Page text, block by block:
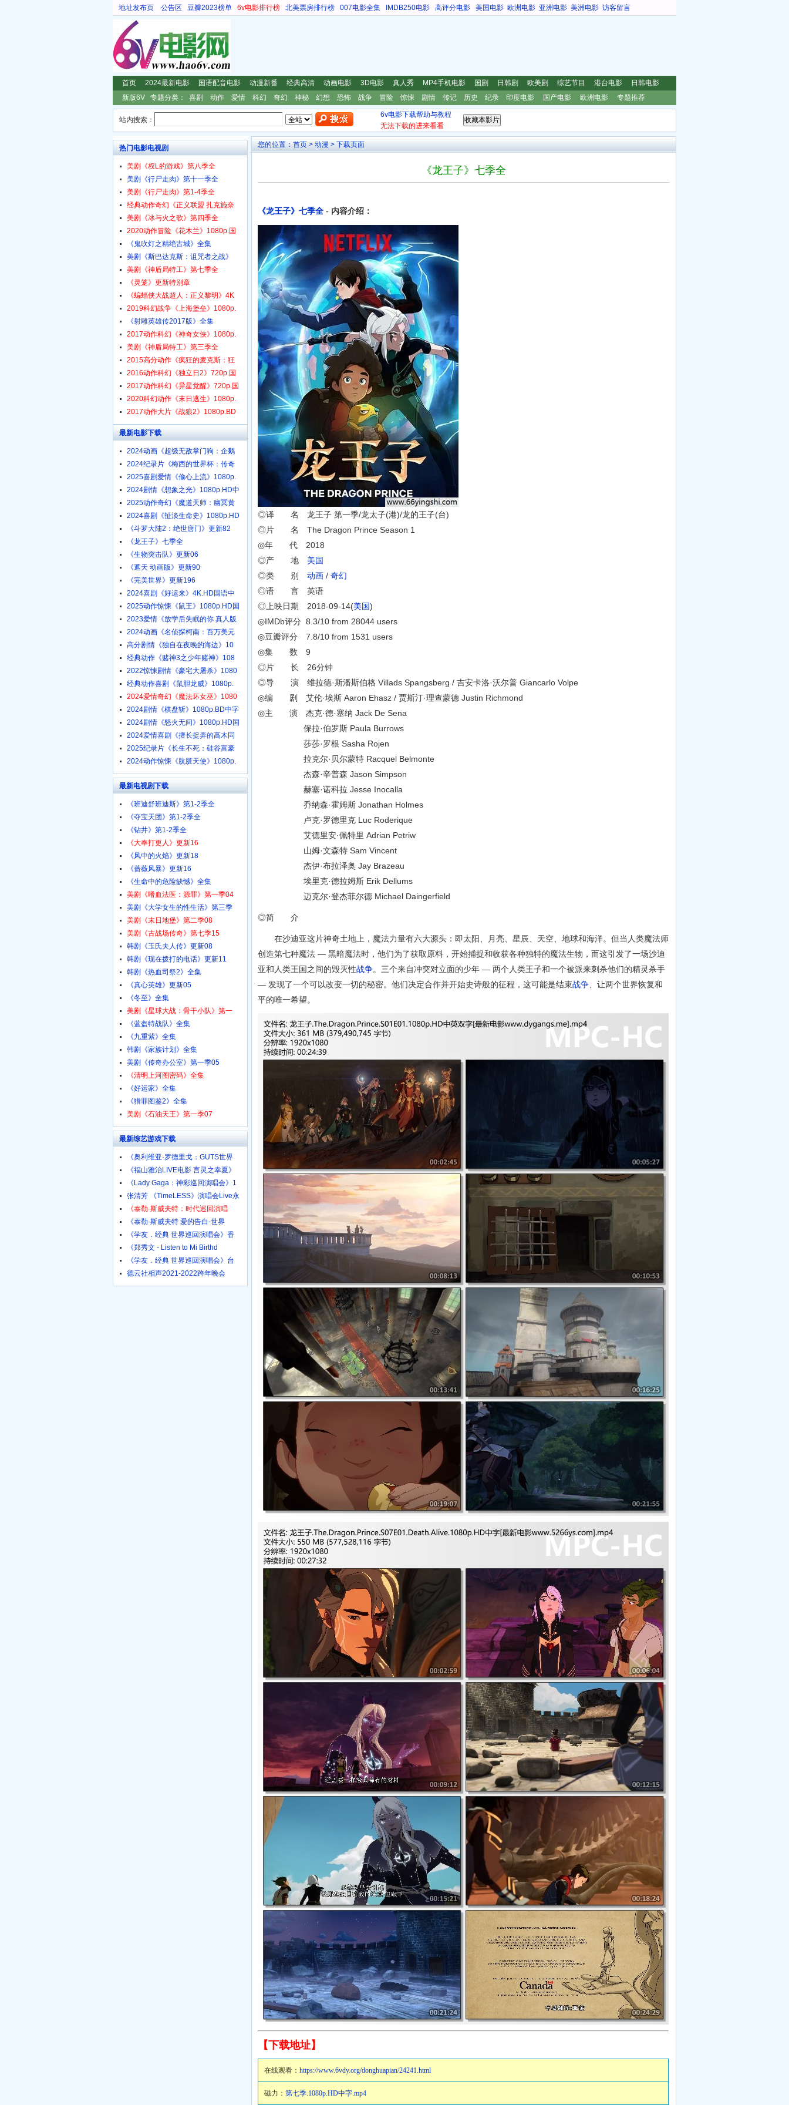
地址发布页 公告区 豆瓣2023榜单 6v电影排行榜 北美票房排行榜 007电影全集 IMDB250电影 高评分电影 美国电影 欧洲电影 亚洲电影 美洲电影 访客留言
首页 2024最新电影 国语配音电影 动漫新番 经典高清 动画电影 3D电影 真人秀 MP4手机电影 国剧 日韩剧 欧美剧 综艺节目 港台电影
日韩电影
新版6V
专题分类： 喜剧 动作 爱情 科幻 奇幻 神秘 幻想 恐怖 战争 冒险 惊悚 剧情 传记 历史 纪录 印度电影 国产电影 欧洲电影 专题推荐
站内搜索：
6v电影下载帮助与教程
无法下载的进来看看
您的位置： 首页 > 动漫 > 下载页面
《龙王子》七季全
《龙王子》七季全 - 内容介绍：
◎译 名 龙王子 第一季/龙太子(港)/龙的王子(台)
◎片 名 The Dragon Prince Season 1
◎年 代 2018
◎产 地 美国
◎类 别 动画 / 奇幻
◎语 言 英语
◎上映日期 2018-09-14(美国)
◎IMDb评分 8.3/10 from 28044 users
◎豆瓣评分 7.8/10 from 1531 users
◎集 数 9
◎片 长 26分钟
◎导 演 维拉德·斯潘斯伯格 Villads Spangsberg / 吉安卡洛·沃尔普 Giancarlo Volpe
◎编 剧 艾伦·埃斯 Aaron Ehasz / 贾斯汀·理查蒙德 Justin Richmond
◎主 演 杰克·德·塞纳 Jack De Sena
保拉·伯罗斯 Paula Burrows
莎莎·罗根 Sasha Rojen
拉克尔·贝尔蒙特 Racquel Belmonte
杰森·辛普森 Jason Simpson
赫塞·诺科拉 Jesse Inocalla
乔纳森·霍姆斯 Jonathan Holmes
卢克·罗德里克 Luc Roderique
艾德里安·佩特里 Adrian Petriw
山姆·文森特 Sam Vincent
杰伊·布拉泽奥 Jay Brazeau
埃里克·德拉姆斯 Erik Dellums
迈克尔·登杰菲尔德 Michael Daingerfield
◎简 介
在沙迪亚这片神奇土地上，魔法力量有六大源头：即太阳、月亮、星辰、天空、地球和海洋。但当人类魔法师
创造第七种魔法 — 黑暗魔法时，他们为了获取原料，开始捕捉和收获各种独特的魔法生物，而这引发了一场沙迪
亚和人类王国之间的毁灭性战争。三个来自冲突对立面的少年 — 两个人类王子和一个被派来刺杀他们的精灵杀手
— 发现了一个可以改变一切的秘密。他们决定合作并开始史诗般的征程，这可能是结束战争 、让两个世界恢复和
平的唯一希望。
【下载地址】
在线观看： https://www.6vdy.org/donghuapian/24241.html
磁力： 第七季.1080p.HD中字.mp4
热门电影电视剧
美剧《权L的游戏》第八季全
美剧《行尸走肉》第十一季全
美剧《行尸走肉》第1-4季全
经典动作奇幻《正义联盟 扎克施奈
美剧《冰与火之歌》第四季全
2020动作冒险《花木兰》1080p.国
《鬼吹灯之精绝古城》全集
美剧《斯巴达克斯：诅咒者之战》
美剧《神盾局特工》第七季全
《灵笼》更新特别章
《蝙蝠侠大战超人：正义黎明》4K
2019科幻战争《上海堡垒》1080p.
《射雕英雄传2017版》全集
2017动作科幻《神奇女侠》1080p.
美剧《神盾局特工》第三季全
2015高分动作《疯狂的麦克斯：狂
2016动作科幻《独立日2》720p.国
2017动作科幻《异星觉醒》720p.国
2020科幻动作《末日逃生》1080p.
2017动作大片《战狼2》1080p.BD
国
最新电影下载
2024动画《超级无敌掌门狗：企鹅
2024纪录片《梅西的世界杯：传奇
2025喜剧爱情《偷心上流》1080p.
2024剧情《想象之光》1080p.HD中
2025动作奇幻《魔道天师：幽冥黄
2024喜剧《扯淡生命史》1080p.HD
《斗罗大陆2：绝世唐门》更新82
《龙王子》七季全
《生物突击队》更新06
《遮天 动画版》更新90
《完美世界》更新196
2024喜剧《好运来》4K.HD国语中
字
2025动作惊悚《鼠王》1080p.HD国
2023爱情《放学后失眠的你 真人版
2024动画《名侦探柯南：百万美元
高分剧情《独自在夜晚的海边》10
经典动作《赌神3之少年赌神》108
2022惊悚剧情《豪宅大屠杀》1080
经典动作喜剧《鼠胆龙威》1080p.
2024爱情奇幻《魔法坏女巫》1080
2024剧情《棋盘斩》1080p.BD中字
2024剧情《怒火无间》1080p.HD国
2024爱情喜剧《擅长捉弄的高木同
2025纪录片《长生不死：硅谷富豪
2024动作惊悚《肮脏天使》1080p.
最新电视剧下载
《班迪舒班迪斯》第1-2季全
《夺宝天团》第1-2季全
《钻井》第1-2季全
《大奉打更人》更新16
《风中的火焰》更新18
《蔷薇风暴》更新16
《生命中的危险缺憾》全集
美剧《嗜血法医：源罪》第一季04
美剧《大学女生的性生活》第三季
美剧《末日地堡》第二季08
美剧《古战场传奇》第七季15
韩剧《玉氏夫人传》更新08
韩剧《现在拨打的电话》更新11
韩剧《热血司祭2》全集
《真心英雄》更新05
《冬至》全集
美剧《星球大战：骨干小队》第一
《蓝盔特战队》全集
《九重紫》全集
韩剧《家族计划》全集
美剧《传奇办公室》第一季05
《清明上河图密码》全集
《好运家》全集
《猎罪图鉴2》全集
美剧《石油天王》第一季07
最新综艺游戏下载
《奥利维亚·罗德里戈：GUTS世界
《福山雅治LIVE电影 言灵之幸夏》
《Lady Gaga：神彩巡回演唱会》1
张清芳 《TimeLESS》演唱会Live永
《泰勒·斯威夫特：时代巡回演唱
《泰勒·斯威夫特 爱的告白-世界
《学友．经典 世界巡回演唱会》香
《郑秀文 - Listen to Mi Birthd
《学友．经典 世界巡回演唱会》台
德云社相声2021-2022跨年晚会